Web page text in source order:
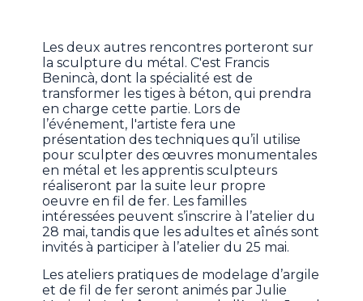
Les deux autres rencontres porteront sur
la sculpture du métal. C'est Francis
Benincà, dont la spécialité est de
transformer les tiges à béton, qui prendra
en charge cette partie. Lors de
l’événement, l'artiste fera une
présentation des techniques qu’il utilise
pour sculpter des œuvres monumentales
en métal et les apprentis sculpteurs
réaliseront par la suite leur propre
oeuvre en fil de fer. Les familles
intéressées peuvent s’inscrire à l’atelier du
28 mai, tandis que les adultes et aînés sont
invités à participer à l’atelier du 25 mai.
Les ateliers pratiques de modelage d’argile
et de fil de fer seront animés par Julie